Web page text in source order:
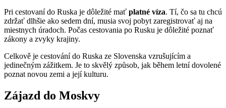
Pri cestovaní do Ruska je dôležité mať platné víza. Tí, čo sa tu chcú
zdržať dlhšie ako sedem dní, musia svoj pobyt zaregistrovať aj na
miestnych úradoch. Počas cestovania po Rusku je dôležité poznať
zákony a zvyky krajiny.
Celkově je cestování do Ruska ze Slovenska vzrušujícím a
jedinečným zážitkem. Je to skvělý způsob, jak během letní dovolené
poznat novou zemi a její kulturu.
Zájazd do Moskvy